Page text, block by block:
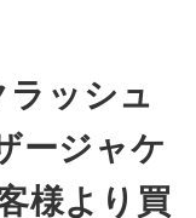
ラッシュ
ージャケ
様より買